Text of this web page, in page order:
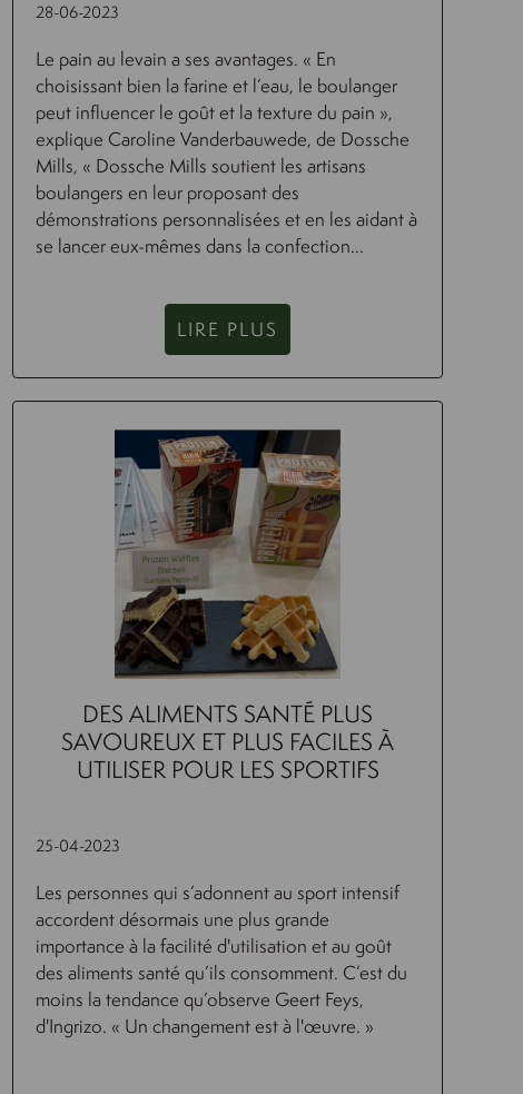
28-06-2023
Le pain au levain a ses avantages. « En
choisissant bien la farine et l’eau, le boulanger
peut influencer le goût et la texture du pain »,
explique Caroline Vanderbauwede, de Dossche
Mills, « Dossche Mills soutient les artisans
boulangers en leur proposant des
démonstrations personnalisées et en les aidant à
se lancer eux-mêmes dans la confection...
LIRE PLUS
DES ALIMENTS SANTÉ PLUS
SAVOUREUX ET PLUS FACILES À
UTILISER POUR LES SPORTIFS
25-04-2023
Les personnes qui s’adonnent au sport intensif
accordent désormais une plus grande
importance à la facilité d'utilisation et au goût
des aliments santé qu’ils consomment. C’est du
moins la tendance qu’observe Geert Feys,
d'Ingrizo. « Un changement est à l'œuvre. »